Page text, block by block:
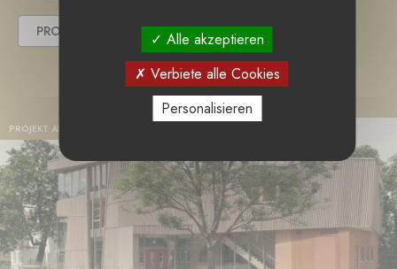
PROJEKT ABGESCHLOSSEN
PROJEKT ABGESCHLOSSEN
Alle akzeptieren
Verbiete alle Cookies
Personalisieren